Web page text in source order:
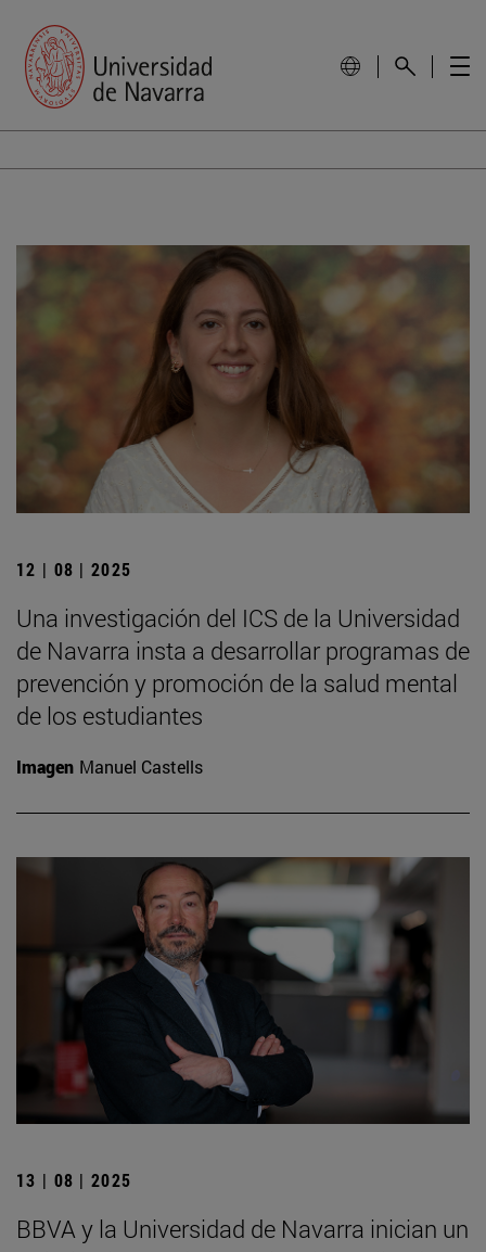
12 | 08 | 2025
Una investigación del ICS de la Universidad
de Navarra insta a desarrollar programas de
prevención y promoción de la salud mental
de los estudiantes
Imagen Manuel Castells
13 | 08 | 2025
BBVA y la Universidad de Navarra inician un